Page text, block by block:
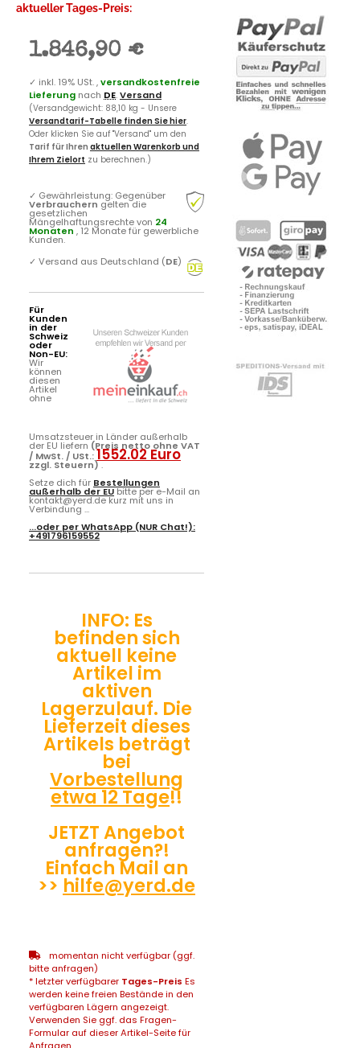
aktueller Tages-Preis:
1.846,90 €
✓ inkl. 19% USt. ,versandkostenfreie
Lieferung nach DE.Versand
(Versandgewicht: 88,10 kg - Unsere
Versandtarif-Tabelle finden Sie hier.
Oder klicken Sie auf "Versand" um den
Tarif für Ihren aktuellen Warenkorb und
Ihrem Zielort zu berechnen.)
✓ Gewährleistung: Gegenüber
Verbrauchern gelten die
gesetzlichen
Mängelhaftungsrechte von 24
Monaten , 12 Monate für gewerbliche
Kunden.
✓ Versand aus Deutschland (DE)
Für
Kunden
in der
Schweiz
oder
Non-EU:
Wir
können
diesen
Artikel
ohne
Umsatzsteuer in Länder außerhalb
der EU liefern (Preis netto ohne VAT
/ MwSt. / USt.:1552.02 Euro
zzgl. Steuern).
Setze dich für Bestellungen
außerhalb der EUbitte per e-Mail an
kontakt@yerd.de kurz mit uns in
Verbindung ...
...oder perWhatsApp (NUR Chat!):
+491796159552
INFO: Es
befinden sich
aktuell keine
Artikel im
aktiven
Lagerzulauf. Die
Lieferzeit dieses
Artikels beträgt
bei
Vorbestellung
etwa 12 Tage!!
JETZT Angebot
anfragen?!
Einfach Mail an
>> hilfe@yerd.de
momentan nicht verfügbar (ggf.
bitte anfragen)
* letzter verfügbarer Tages-Preis Es
werden keine freien Bestände in den
verfügbaren Lägern angezeigt.
Verwenden Sie ggf. das Fragen-
Formular auf dieser Artikel-Seite für
Anfragen...